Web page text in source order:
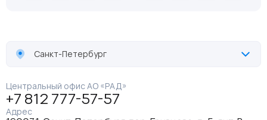
Санкт-Петербург
Центральный офис АО «РАД»
+7 812 777-57-57
Адрес